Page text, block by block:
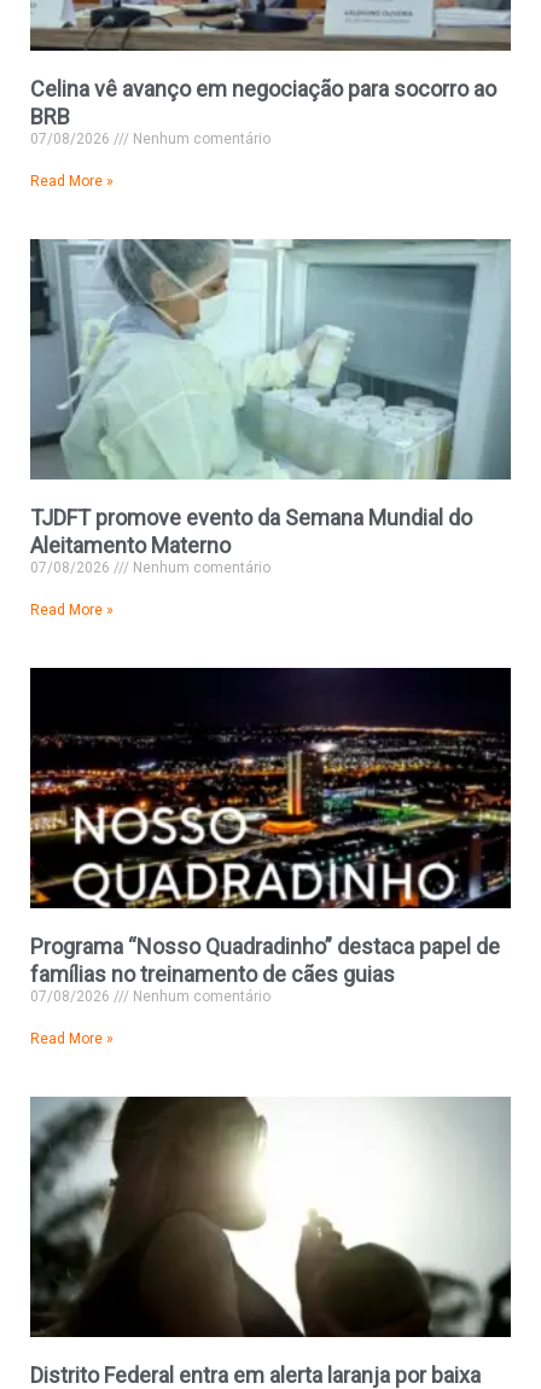
Celina vê avanço em negociação para socorro ao
BRB
07/08/2026 Nenhum comentário
Read More »
TJDFT promove evento da Semana Mundial do
Aleitamento Materno
07/08/2026 Nenhum comentário
Read More »
Programa “Nosso Quadradinho” destaca papel de
famílias no treinamento de cães guias
07/08/2026 Nenhum comentário
Read More »
Distrito Federal entra em alerta laranja por baixa